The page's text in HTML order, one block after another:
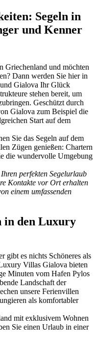
Segeln in
und Kenner
Griechenland und möchten
Dann werden Sie hier in
Gialova Ihr Glück
stehen bereit, um
Geschützt durch
Gialova zum Beispiel die
Start auf dem
Sie das Segeln auf dem
Zügen genießen: Chartern
die wundervolle Umgebung
perfekten Segelurlaub
Kontakte vor Ort erhalten
einem umfassenden
in den Luxury
gibt es nichts Schöneres als
Villas Gialova bieten
Minuten vom Hafen Pylos
Landschaft der
unsere Ferienvillen
als komfortabler
mit exklusivem Wohnen
Sie einen Urlaub in einer